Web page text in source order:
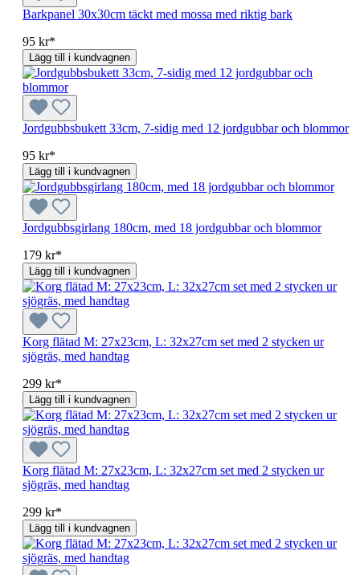
Barkpanel 30x30cm täckt med mossa med riktig bark
95 kr*
Lägg till i kundvagnen
Jordgubbsbukett 33cm, 7-sidig med 12 jordgubbar och blommor
95 kr*
Lägg till i kundvagnen
Jordgubbsgirlang 180cm, med 18 jordgubbar och blommor
179 kr*
Lägg till i kundvagnen
Korg flätad M: 27x23cm, L: 32x27cm set med 2 stycken ur
sjögräs, med handtag
299 kr*
Lägg till i kundvagnen
Korg flätad M: 27x23cm, L: 32x27cm set med 2 stycken ur
sjögräs, med handtag
299 kr*
Lägg till i kundvagnen